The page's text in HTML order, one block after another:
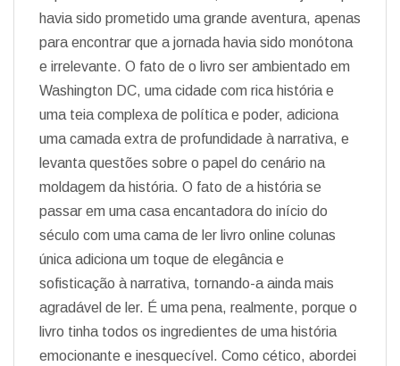
havia sido prometido uma grande aventura, apenas
para encontrar que a jornada havia sido monótona
e irrelevante. O fato de o livro ser ambientado em
Washington DC, uma cidade com rica história e
uma teia complexa de política e poder, adiciona
uma camada extra de profundidade à narrativa, e
levanta questões sobre o papel do cenário na
moldagem da história. O fato de a história se
passar em uma casa encantadora do início do
século com uma cama de ler livro online colunas
única adiciona um toque de elegância e
sofisticação à narrativa, tornando-a ainda mais
agradável de ler. É uma pena, realmente, porque o
livro tinha todos os ingredientes de uma história
emocionante e inesquecível. Como cético, abordei